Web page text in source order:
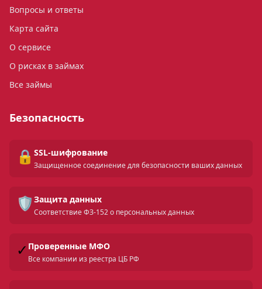
Вопросы и ответы
Карта сайта
О сервисе
О рисках в займах
Все займы
Безопасность
🔒 SSL-шифрование
Защищенное соединение для безопасности ваших данных
🛡️ Защита данных
Соответствие ФЗ-152 о персональных данных
✓ Проверенные МФО
Все компании из реестра ЦБ РФ